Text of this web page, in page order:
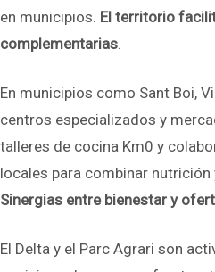
en municipios. El territorio
complementarias.
En municipios como Sant Boi,
centros especializados y
talleres de cocina Km0 y
locales para combinar
Sinergias entre bienestar y
El Delta y el Parc Agrari son